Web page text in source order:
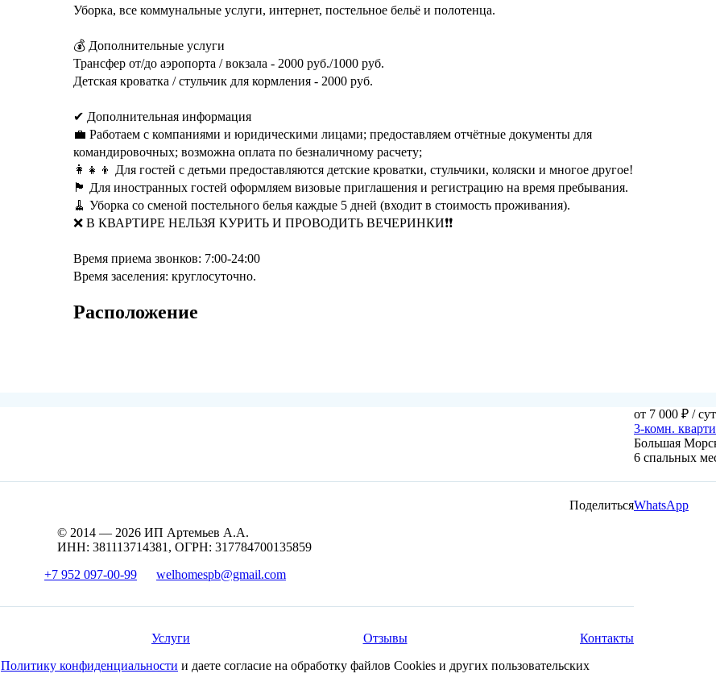
Уборка, все коммунальные услуги, интернет, постельное бельё и полотенца.
💰 Дополнительные услуги
Трансфер от/до аэропорта / вокзала - 2000 руб./1000 руб.
Детская кроватка / стульчик для кормления - 2000 руб.
✔ Дополнительная информация
💼 Работаем с компаниями и юридическими лицами; предоставляем отчётные документы для
командировочных; возможна оплата по безналичному расчету;
‎‍👩‍👧‍👦 Для гостей с детьми предоставляются детские кроватки, стульчики, коляски и многое другое!
🏴 Для иностранных гостей оформляем визовые приглашения и регистрацию на время пребывания.
🧹 Уборка со сменой постельного белья каждые 5 дней (входит в стоимость проживания).
❌ В КВАРТИРЕ НЕЛЬЗЯ КУРИТЬ И ПРОВОДИТЬ ВЕЧЕРИНКИ❗❗
Время приема звонков: 7:00-24:00
Время заселения: круглосуточно.
Расположение
Поделиться
от 7 000 ₽ /
3-комн.
Большая
6 спальных
WhatsApp
© 2014 — 2026 ИП Артемьев А.А.
ИНН: 381113714381, ОГРН: 317784700135859
+7 952 097-00-99
welhomespb@gmail.com
Услуги Отзывы
Контакты
Политику конфиденциальности и даете согласие на обработку файлов Cookies и других пользовательских